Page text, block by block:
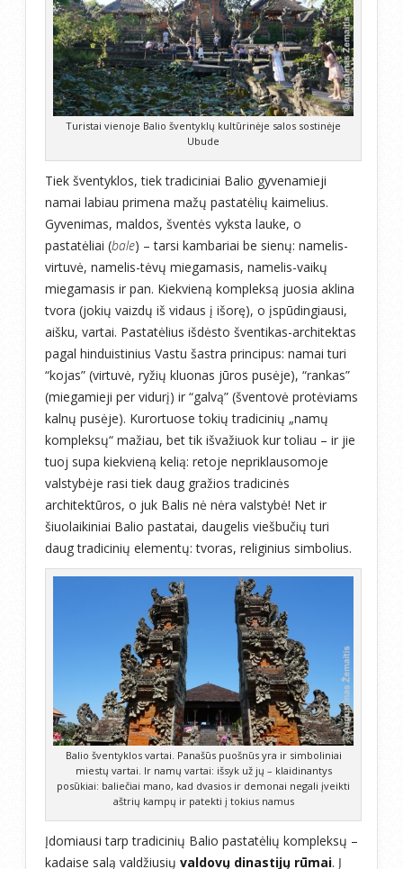
Turistai vienoje Balio šventyklų kultūrinėje salos sostinėje
Ubude
Tiek šventyklos, tiek tradiciniai Balio gyvenamieji
namai labiau primena mažų pastatėlių kaimelius.
Gyvenimas, maldos, šventės vyksta lauke, o
pastatėliai (bale) – tarsi kambariai be sienų: namelis-
virtuvė, namelis-tėvų miegamasis, namelis-vaikų
miegamasis ir pan. Kiekvieną kompleksą juosia aklina
tvora (jokių vaizdų iš vidaus į išorę), o įspūdingiausi,
aišku, vartai. Pastatėlius išdėsto šventikas-architektas
pagal hinduistinius Vastu šastra principus: namai turi
“kojas” (virtuvė, ryžių kluonas jūros pusėje), “rankas”
(miegamieji per vidurį) ir “galvą” (šventovė protėviams
kalnų pusėje). Kurortuose tokių tradicinių „namų
kompleksų“ mažiau, bet tik išvažiuok kur toliau – ir jie
tuoj supa kiekvieną kelią: retoje nepriklausomoje
valstybėje rasi tiek daug gražios tradicinės
architektūros, o juk Balis nė nėra valstybė! Net ir
šiuolaikiniai Balio pastatai, daugelis viešbučių turi
daug tradicinių elementų: tvoras, religinius simbolius.
Balio šventyklos vartai. Panašūs puošnūs yra ir simboliniai
miestų vartai. Ir namų vartai: išsyk už jų – klaidinantys
posūkiai: baliečiai mano, kad dvasios ir demonai negali įveikti
aštrių kampų ir patekti į tokius namus
Įdomiausi tarp tradicinių Balio pastatėlių kompleksų –
kadaise salą valdžiusių valdovų dinastijų rūmai. Į